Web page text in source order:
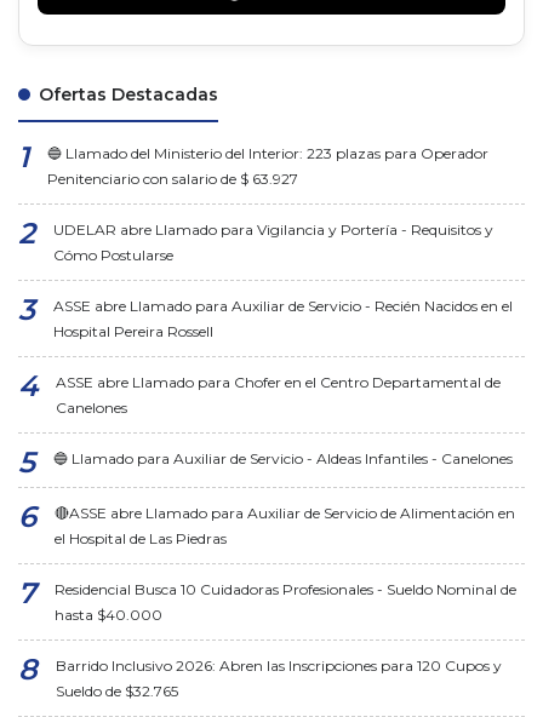
Ofertas Destacadas
🔵 Llamado del Ministerio del Interior: 223 plazas para Operador
Penitenciario con salario de $ 63.927
UDELAR abre Llamado para Vigilancia y Portería - Requisitos y
Cómo Postularse
ASSE abre Llamado para Auxiliar de Servicio - Recién Nacidos en el
Hospital Pereira Rossell
ASSE abre Llamado para Chofer en el Centro Departamental de
Canelones
🔵 Llamado para Auxiliar de Servicio - Aldeas Infantiles - Canelones
🔴ASSE abre Llamado para Auxiliar de Servicio de Alimentación en
el Hospital de Las Piedras
Residencial Busca 10 Cuidadoras Profesionales - Sueldo Nominal de
hasta $40.000
Barrido Inclusivo 2026: Abren las Inscripciones para 120 Cupos y
Sueldo de $32.765